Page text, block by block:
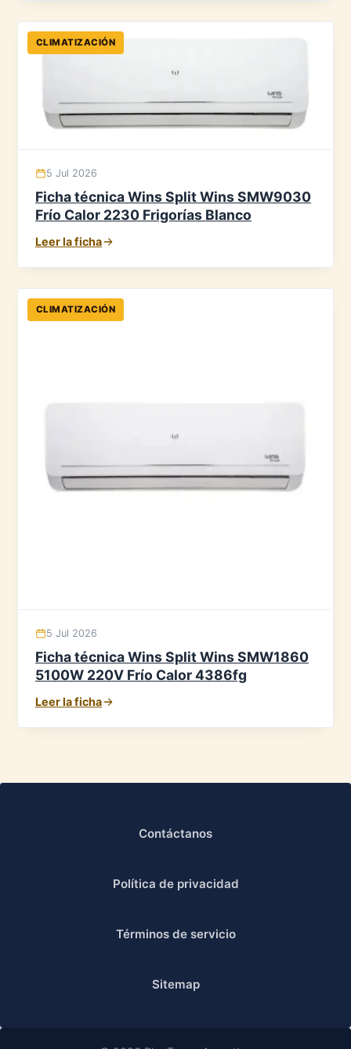
CLIMATIZACIÓN
5 Jul 2026
Ficha técnica Wins Split Wins SMW9030
Frío Calor 2230 Frigorías Blanco
Leer la ficha
CLIMATIZACIÓN
5 Jul 2026
Ficha técnica Wins Split Wins SMW1860
5100W 220V Frío Calor 4386fg
Leer la ficha
Contáctanos
Política de privacidad
Términos de servicio
Sitemap